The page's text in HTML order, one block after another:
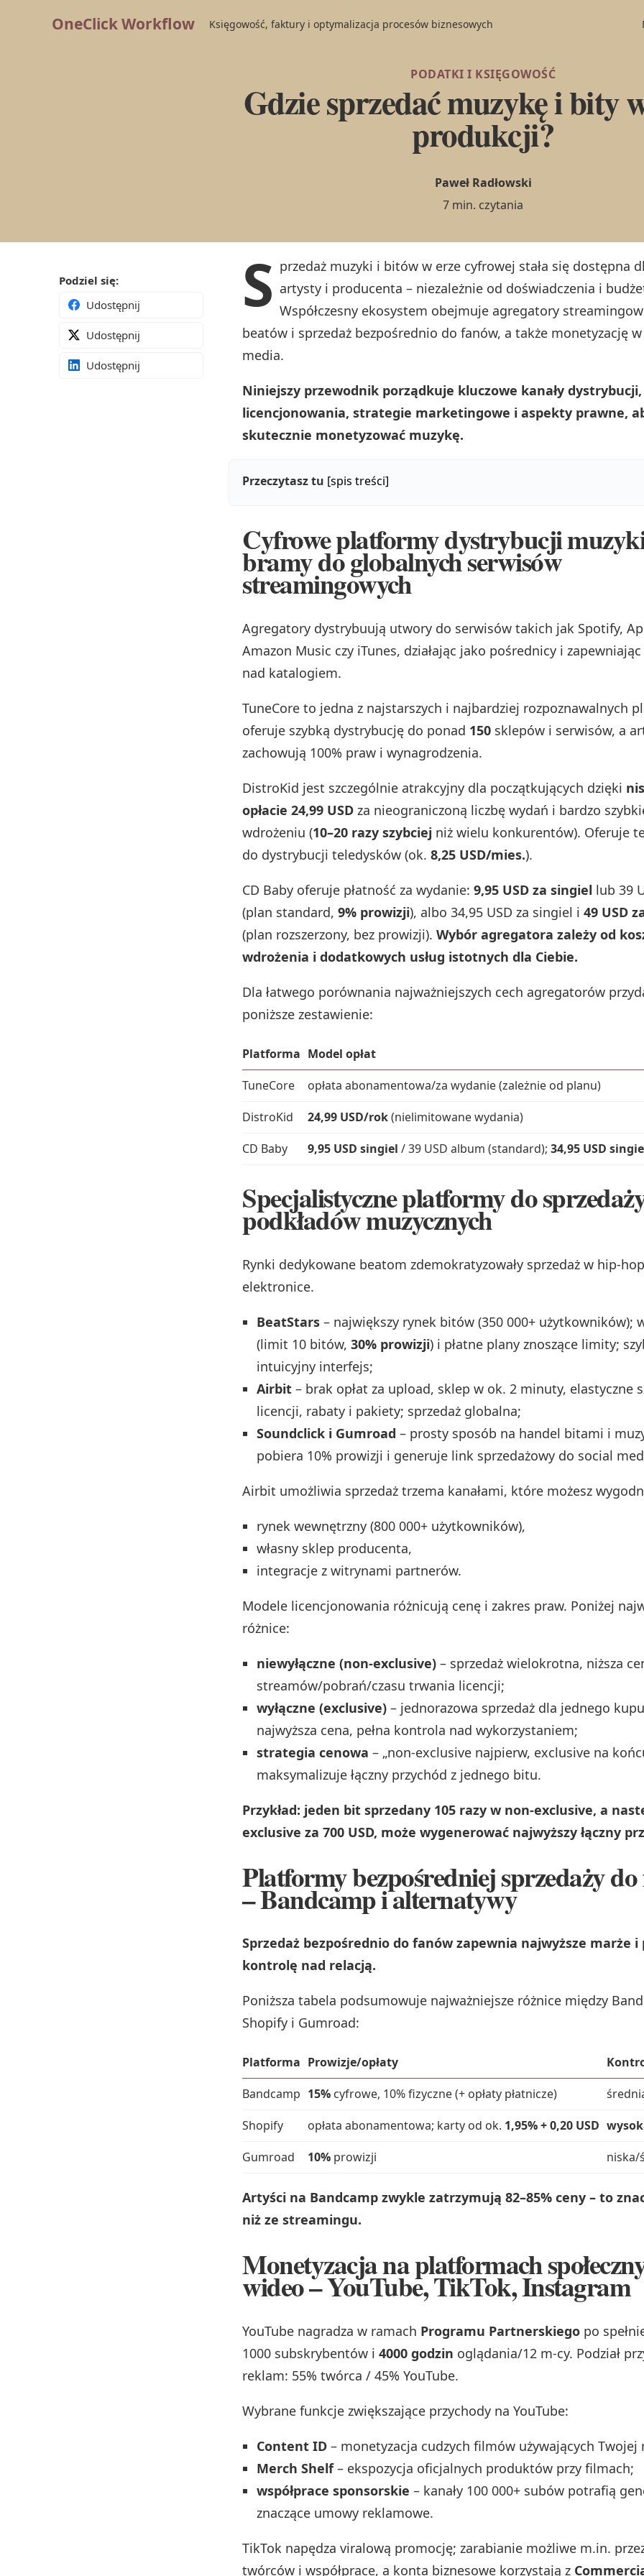
OneClick Workflow Księgowość, faktury i optymalizacja procesów biznesowych
PODATKI I KSIĘGOWOŚĆ
Gdzie sprzedać muzykę i bity
produkcji?
Paweł Radłowski
7 min. czytania
Podziel się:
Udostępnij
Udostępnij
Udostępnij
S przedaż muzyki i bitów w erze cyfrowej stała się dostępna
artysty i producenta – niezależnie od doświadczenia i
Współczesny ekosystem obejmuje agregatory
beatów i sprzedaż bezpośrednio do fanów, a także monetyzację
media.
Niniejszy przewodnik porządkuje kluczowe kanały
licencjonowania, strategie marketingowe i aspekty prawne,
skutecznie monetyzować muzykę.
Przeczytasz tu [spis treści]
Cyfrowe platformy dystrybucji
bramy do globalnych serwisów
streamingowych
Agregatory dystrybuują utwory do serwisów takich jak Spotify,
Amazon Music czy iTunes, działając jako pośrednicy i
nad katalogiem.
TuneCore to jedna z najstarszych i najbardziej rozpoznawalnych
oferuje szybką dystrybucję do ponad 150 sklepów i serwisów, a
zachowują 100% praw i wynagrodzenia.
DistroKid jest szczególnie atrakcyjny dla początkujących dzięki
opłacie 24,99 USD za nieograniczoną liczbę wydań i bardzo
wdrożeniu (10–20 razy szybciej niż wielu konkurentów). Oferuje
do dystrybucji teledysków (ok. 8,25 USD/mies.).
CD Baby oferuje płatność za wydanie: 9,95 USD za singiel lub 39
(plan standard, 9% prowizji), albo 34,95 USD za singiel i 49 USD
(plan rozszerzony, bez prowizji). Wybór agregatora zależy od
wdrożenia i dodatkowych usług istotnych dla Ciebie.
Dla łatwego porównania najważniejszych cech agregatorów
poniższe zestawienie:
Platforma Model opłat
TuneCore
opłata abonamentowa/za wydanie (zależnie od planu)
DistroKid
24,99 USD/rok(nielimitowane wydania)
CD Baby
9,95 USD singiel / 39 USD album (standard); 34,95 USD
Specjalistyczne platformy do
podkładów muzycznych
Rynki dedykowane beatom zdemokratyzowały sprzedaż w hip-
elektronice.
BeatStars – największy rynek bitów (350 000+ użytkowników);
(limit 10 bitów, 30% prowizji) i płatne plany znoszące limity;
intuicyjny interfejs;
Airbit – brak opłat za upload, sklep w ok. 2 minuty, elastyczne
licencji, rabaty i pakiety; sprzedaż globalna;
Soundclick i Gumroad – prosty sposób na handel bitami i
pobiera 10% prowizji i generuje link sprzedażowy do social
Airbit umożliwia sprzedaż trzema kanałami, które możesz
rynek wewnętrzny (800 000+ użytkowników),
własny sklep producenta,
integracje z witrynami partnerów.
Modele licencjonowania różnicują cenę i zakres praw. Poniżej
różnice:
niewyłączne (non‑exclusive) – sprzedaż wielokrotna, niższa
streamów/pobrań/czasu trwania licencji;
wyłączne (exclusive) – jednorazowa sprzedaż dla jednego
najwyższa cena, pełna kontrola nad wykorzystaniem;
strategia cenowa – „non‑exclusive najpierw, exclusive na
maksymalizuje łączny przychód z jednego bitu.
Przykład: jeden bit sprzedany 105 razy w non‑exclusive, a
exclusive za 700 USD, może wygenerować najwyższy łączny
Platformy bezpośredniej sprzedaży
– Bandcamp i alternatywy
Sprzedaż bezpośrednio do fanów zapewnia najwyższe marże i
kontrolę nad relacją.
Poniższa tabela podsumowuje najważniejsze różnice między
Shopify i Gumroad:
Platforma Prowizje/opłaty
Bandcamp 15% cyfrowe, 10% fizyczne (+ opłaty płatnicze)
Shopify
opłata abonamentowa; karty od ok. 1,95% + 0,20 USD
Gumroad
10% prowizji niska/
Artyści na Bandcamp zwykle zatrzymują 82–85% ceny – to
niż ze streamingu.
Monetyzacja na platformach
wideo – YouTube, TikTok, Instagram
YouTube nagradza w ramach Programu Partnerskiego po
1000 subskrybentów i 4000 godzin oglądania/12 m-cy. Podział
reklam: 55% twórca / 45% YouTube.
Wybrane funkcje zwiększające przychody na YouTube:
Content ID – monetyzacja cudzych filmów używających Twojej
Merch Shelf– ekspozycja oficjalnych produktów przy filmach;
współprace sponsorskie – kanały 100 000+ subów potrafią
znaczące umowy reklamowe.
TikTok napędza viralową promocję; zarabianie możliwe m.in.
twórców i współprace, a konta biznesowe korzystają z